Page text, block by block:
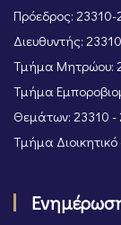
Πρόεδρος: 23310-
Διευθυντής:
Τμήμα Μητρώου:
Τμήμα
Θεμάτων: 23310 -
Τμήμα